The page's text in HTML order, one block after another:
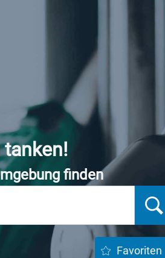
finden
Favoriten